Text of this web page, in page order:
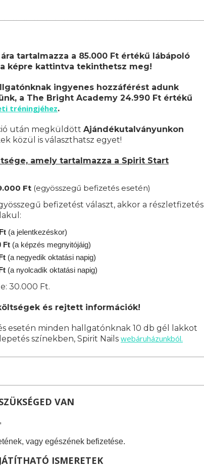
tartalmazza a 85.000 Ft értékű lábápoló
képre kattintva tekinthetsz meg!
ingyenes hozzáférést adunk
a The Bright Academy 24.990 Ft értékű
tréningjéhez.
után megküldött Ajándékutalványunkon
közül is választhatsz egyet!
amely tartalmazza a Spirit Start
Ft (egyösszegű befizetés esetén)
befizetést választ, akkor a részletfizetés
(a jelentkezéskor)
Ft (a képzés megnyitójáig)
(a negyedik oktatási napig)
(a nyolcadik oktatási napig)
30.000 Ft.
és rejtett információk!
esetén minden hallgatónknak 10 db gél lakkot
színekben, Spirit Nails webáruházunkból.
VAN
vagy egészének befizetése.
ISMERETEK